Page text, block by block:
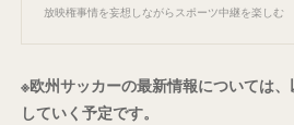
放映権事情を妄想しながらスポーツ中継を楽しむ
※欧州サッカーの最新情報については
していく予定です。